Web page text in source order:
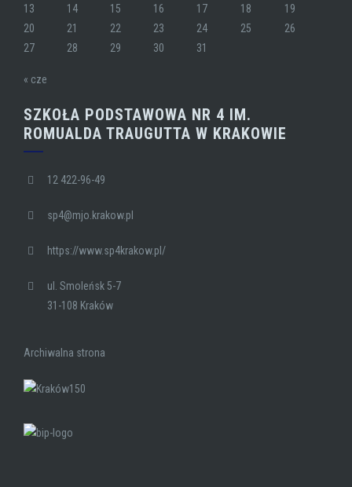
13
14 15 16 17 18
19
20
21 22 23 24 25
26
27
28 29 30 31
« cze
SZKOŁA PODSTAWOWA NR 4 IM.
ROMUALDA TRAUGUTTA W KRAKOWIE
12 422-96-49
sp4@mjo.krakow.pl
https://www.sp4krakow.pl/
ul. Smoleńsk 5-7
31-108 Kraków
Archiwalna strona